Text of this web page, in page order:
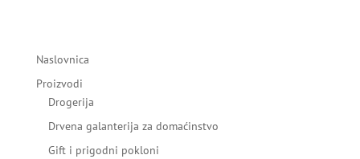
Naslovnica
Proizvodi
Drogerija
Drvena galanterija za domaćinstvo
Gift i prigodni pokloni